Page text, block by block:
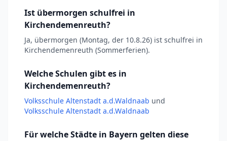
Ist übermorgen schulfrei in
Kirchendemenreuth?
Ja, übermorgen (Montag, der 10.8.26) ist schulfrei in
Kirchendemenreuth (Sommerferien).
Welche Schulen gibt es in
Kirchendemenreuth?
Volksschule Altenstadt a.d.Waldnaab und
Volksschule Altenstadt a.d.Waldnaab
Für welche Städte in Bayern gelten diese